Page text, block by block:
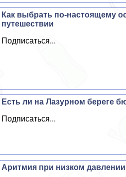
Как выбрать по-настоящему
путешествии
Подписаться...
Есть ли на Лазурном береге
Подписаться...
Аритмия при низком давлении